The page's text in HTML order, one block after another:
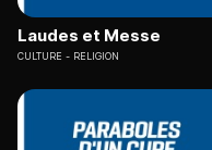
Laudes et Messe
CULTURE RELIGION